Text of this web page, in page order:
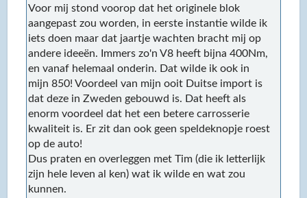
Voor mij stond voorop dat het originele blok
aangepast zou worden, in eerste instantie wilde ik
iets doen maar dat jaartje wachten bracht mij op
andere ideeën. Immers zo'n V8 heeft bijna 400Nm,
en vanaf helemaal onderin. Dat wilde ik ook in
mijn 850! Voordeel van mijn ooit Duitse import is
dat deze in Zweden gebouwd is. Dat heeft als
enorm voordeel dat het een betere carrosserie
kwaliteit is. Er zit dan ook geen speldeknopje roest
op de auto!
Dus praten en overleggen met Tim (die ik letterlijk
zijn hele leven al ken) wat ik wilde en wat zou
kunnen.